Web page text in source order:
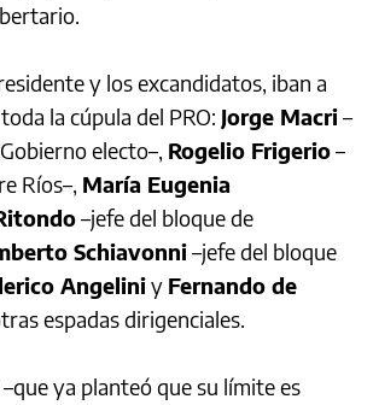
y los excandidatos, iban a
la cúpula del PRO: Jorge Macri–
electo–, Rogelio Frigerio–
Ríos–, María Eugenia
–jefe del bloque de
Schiavonni–jefe del bloque
Angeliniy Fernando de
espadas dirigenciales.
ya planteó que su límite es